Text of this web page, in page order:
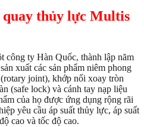
thủy lực Multis
ty Hàn Quốc, thành lập năm
xuất các sản phẩm niêm phong
joint), khớp nối xoay tròn
(safe lock) và cánh tay nạp liệu
của họ được ứng dụng rộng rãi
yêu cầu áp suất thủy lực, áp suất
cao và tốc độ cao.